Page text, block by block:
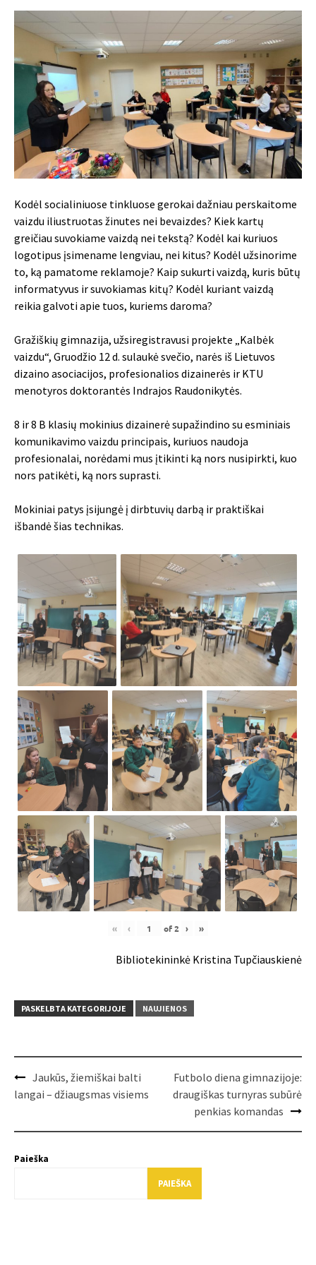
Kodėl socialiniuose tinkluose gerokai dažniau perskaitome
vaizdu iliustruotas žinutes nei bevaizdes? Kiek kartų
greičiau suvokiame vaizdą nei tekstą? Kodėl kai kuriuos
logotipus įsimename lengviau, nei kitus? Kodėl užsinorime
to, ką pamatome reklamoje? Kaip sukurti vaizdą, kuris būtų
informatyvus ir suvokiamas kitų? Kodėl kuriant vaizdą
reikia galvoti apie tuos, kuriems daroma?
Gražiškių gimnazija, užsiregistravusi projekte „Kalbėk
vaizdu“, Gruodžio 12 d. sulaukė svečio, narės iš Lietuvos
dizaino asociacijos, profesionalios dizainerės ir KTU
menotyros doktorantės Indrajos Raudonikytės.
8 ir 8 B klasių mokinius dizainerė supažindino su esminiais
komunikavimo vaizdu principais, kuriuos naudoja
profesionalai, norėdami mus įtikinti ką nors nusipirkti, kuo
nors patikėti, ką nors suprasti.
Mokiniai patys įsijungė į dirbtuvių darbą ir praktiškai
išbandė šias technikas.
« ‹ of2 › »
Bibliotekininkė Kristina Tupčiauskienė
PASKELBTA KATEGORIJOJE NAUJIENOS
Post
navigation
Jaukūs, žiemiškai balti
langai – džiaugsmas visiems
Futbolo diena gimnazijoje:
draugiškas turnyras subūrė
penkias komandas
Paieška
PAIEŠKA